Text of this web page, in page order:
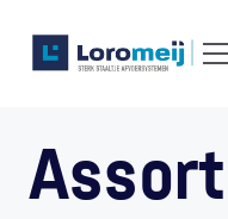
Producten